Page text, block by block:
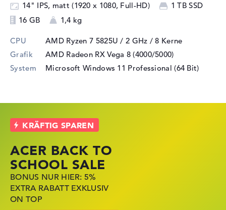
14" IPS, matt (1920 x 1080, Full-HD)
1 TB SSD
16 GB
1,4 kg
CPU AMD Ryzen 7 5825U / 2 GHz / 8 Kerne
Grafik
AMD Radeon RX Vega 8 (4000/5000)
System
Microsoft Windows 11 Professional (64 Bit)
ACER BACK TO
SCHOOL SALE
BONUS NUR HIER: 5%
EXTRA RABATT EXKLUSIV
ON TOP
HP STORE SSV
DEALS
JETZT ZUGREIFEN:
NOTEBOOKS BEI HP
KRÄFTIG REDUZIERT
LENOVO
LAPTOP DEALS
NOTEBOOKS BEI LENOVO
JETZT KRÄFTIG REDUZIERT